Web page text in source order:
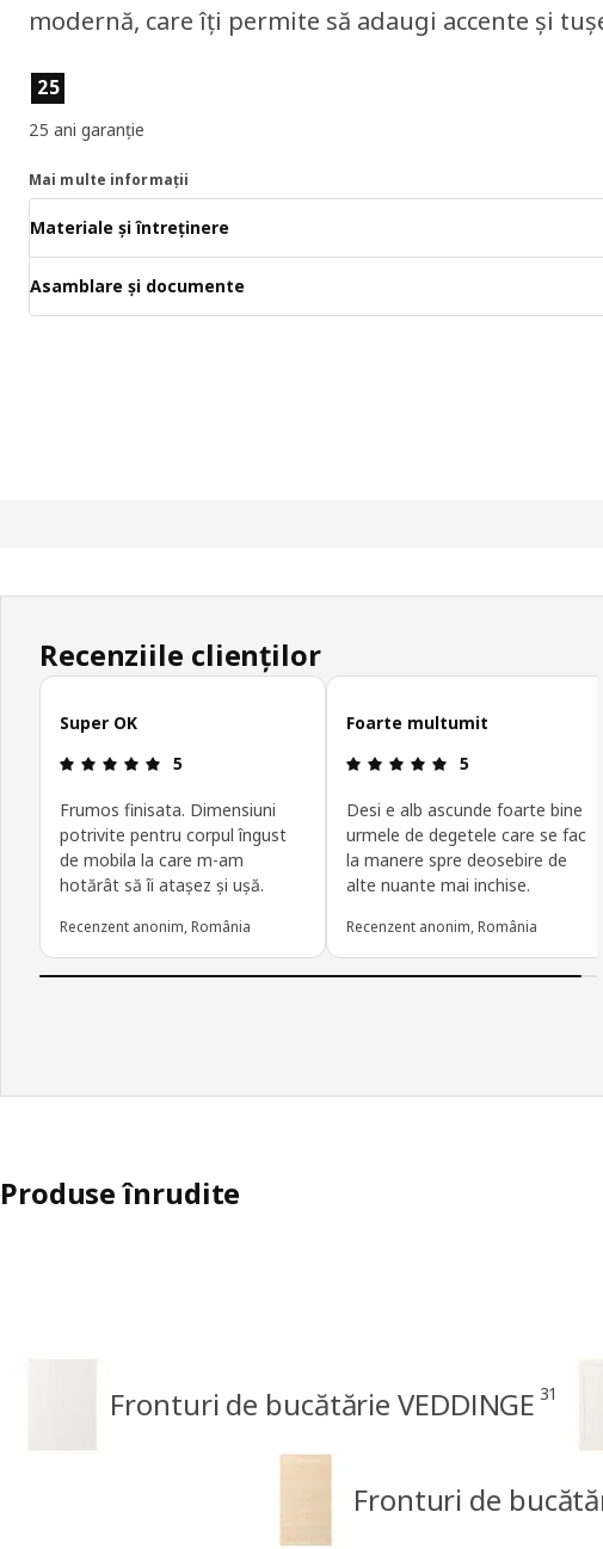
modernă, care îți permite să adaugi accente și
Caracteristicile produselor
25
25 ani garanție
Mai multe informații
Materiale și întreținere
Asamblare și documente
Recenziile clienților
Omite recenziile clienților
Super OK
Prezentare generală: 5 din 5 stele
5
Frumos finisata. Dimensiuni
potrivite pentru corpul îngust
de mobila la care m-am
hotărât să îi atașez și ușă.
Recenzent anonim, România
Foarte multumit
Prezentare
5
Desi e alb ascunde foarte bine
urmele de degetele care se fac
la manere spre deosebire de
alte nuante mai inchise.
Recenzent anonim, România
Produse înrudite
Fronturi de bucătărie VEDDINGE 31
Fronturi de